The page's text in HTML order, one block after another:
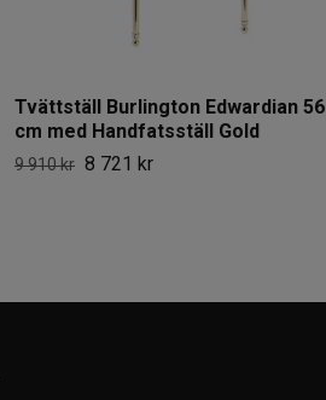
Tvättställ Burlington Edwardian 56
cm med Handfatsställ Gold
9 910 kr 8 721 kr